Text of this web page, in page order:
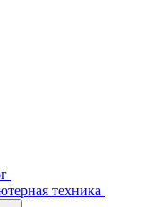
техника